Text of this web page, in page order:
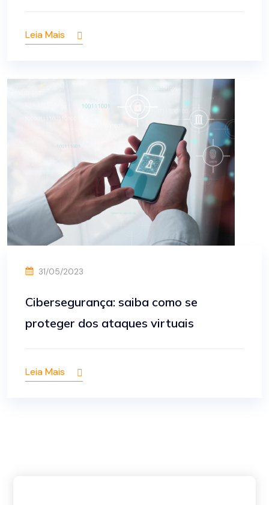
Leia Mais
31/05/2023
Cibersegurança: saiba como se
proteger dos ataques virtuais
Leia Mais